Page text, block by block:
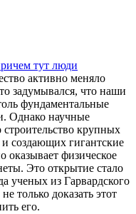
тут люди
активно меняло
задумывался, что наши
фундаментальные
Однако научные
крупных
создающих гигантские
оказывает физическое
Это открытие стало
ученых из Гарвардского
только доказать этот
его.